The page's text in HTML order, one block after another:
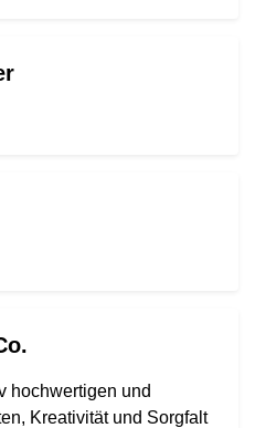
hochwertigen und
Kreativität und Sorgfalt